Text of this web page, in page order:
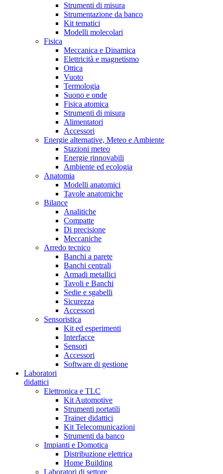
Strumenti di misura
Strumentazione da banco
Kit tematici
Modelli molecolari
Fisica
Meccanica e Dinamica
Elettricità e magnetismo
Ottica
Vuoto
Termologia
Suono e onde
Fisica atomica
Strumenti di misura
Alimentatori
Accessori
Energie alternative, Meteo e Ambiente
Stazioni meteo
Energie rinnovabili
Ambiente ed ecologia
Anatomia
Modelli anatomici
Tavole anatomiche
Bilance
Analitiche
Compatte
Di precisione
Meccaniche
Arredo tecnico
Banchi a parete
Banchi centrali
Armadi metallici
Tavoli e Banchi
Sedie e sgabelli
Sicurezza
Accessori
Sensoristica
Kit ed esperimenti
Interfacce
Sensori
Accessori
Software di gestione
Laboratori
didattici
Elettronica e TLC
Kit Automotive
Strumenti portatili
Trainer didattici
Kit Telecomunicazioni
Strumenti da banco
Impianti e Domotica
Distribuzione elettrica
Home Building
Laboratori di settore